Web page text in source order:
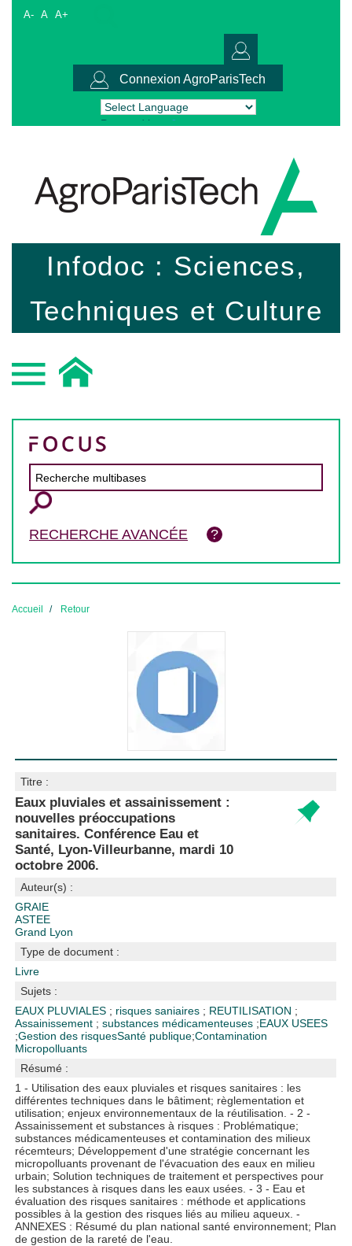
A- A A+
Connexion AgroParisTech
Powered by Translate
Infodoc : Sciences,
Techniques et Culture
RECHERCHE AVANCÉE
Accueil Retour
Titre :
Eaux pluviales et assainissement :
nouvelles préoccupations
sanitaires. Conférence Eau et
Santé, Lyon-Villeurbanne, mardi 10
octobre 2006.
Auteur(s) :
GRAIE
ASTEE
Grand Lyon
Type de document :
Livre
Sujets :
EAUX PLUVIALES ; risques saniaires ; REUTILISATION ;
Assainissement ;substances médicamenteuses ;EAUX USEES
;Gestion des risquesSanté publique;Contamination
Micropolluants
Résumé :
1 - Utilisation des eaux pluviales et risques sanitaires : les
différentes techniques dans le bâtiment; règlementation et
utilisation; enjeux environnementaux de la réutilisation. - 2 -
Assainissement et substances à risques : Problématique;
substances médicamenteuses et contamination des milieux
récemteurs; Développement d'une stratégie concernant les
micropolluants provenant de l'évacuation des eaux en milieu
urbain; Solution techniques de traitement et perspectives pour
les substances à risques dans les eaux usées. - 3 - Eau et
évaluation des risques sanitaires : méthode et applications
possibles à la gestion des risques liés au milieu aqueux. -
ANNEXES : Résumé du plan national santé environnement; Plan
de gestion de la rareté de l'eau.